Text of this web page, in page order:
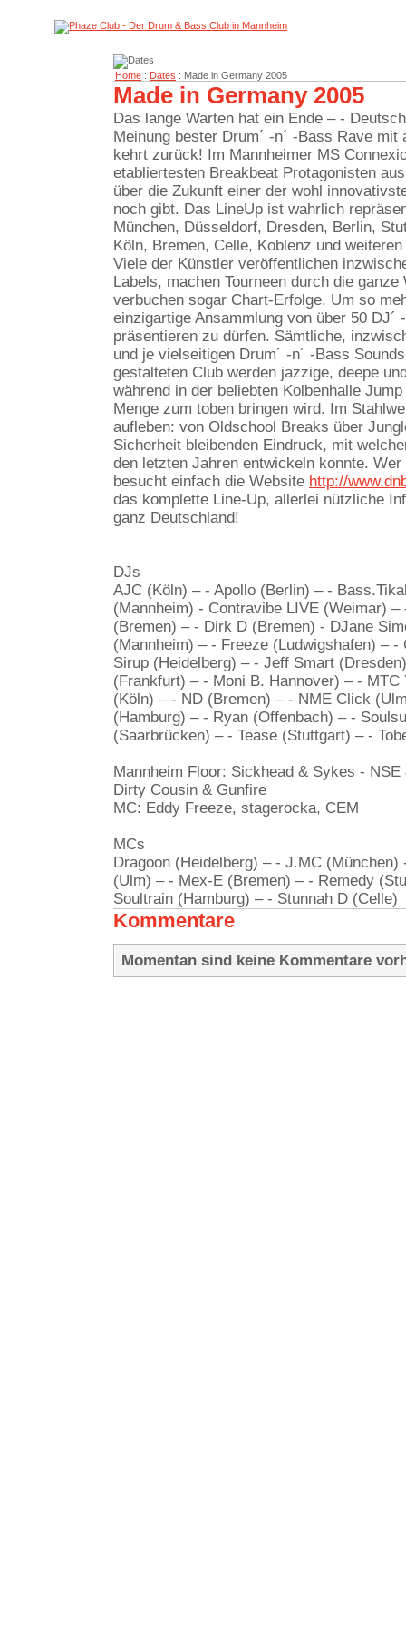
Home : Dates : Made in Germany 2005
Made in Germany 2005
Das lange Warten hat ein Ende – -
Meinung bester Drum´ -n´ -Bass Rave
kehrt zurück! Im Mannheimer MS
etabliertesten Breakbeat Protagonisten
über die Zukunft einer der wohl
noch gibt. Das LineUp ist wahrlich
München, Düsseldorf, Dresden, Berlin,
Köln, Bremen, Celle, Koblenz und
Viele der Künstler veröffentlichen
Labels, machen Tourneen durch die
verbuchen sogar Chart-Erfolge. Um so
einzigartige Ansammlung von über 50
präsentieren zu dürfen. Sämtliche,
und je vielseitigen Drum´ -n´ -Bass
gestalteten Club werden jazzige, deepe
während in der beliebten Kolbenhalle
Menge zum toben bringen wird. Im
aufleben: von Oldschool Breaks über
Sicherheit bleibenden Eindruck, mit
den letzten Jahren entwickeln konnte.
besucht einfach die Website http://
das komplette Line-Up, allerlei nützliche
ganz Deutschland!
DJs
AJC (Köln) – - Apollo (Berlin) – -
(Mannheim) - Contravibe LIVE (Weimar)
(Bremen) – - Dirk D (Bremen) - DJane
(Mannheim) – - Freeze (Ludwigshafen) –
Sirup (Heidelberg) – - Jeff Smart
(Frankfurt) – - Moni B. Hannover) – -
(Köln) – - ND (Bremen) – - NME Click
(Hamburg) – - Ryan (Offenbach) – -
(Saarbrücken) – - Tease (Stuttgart) – -
Mannheim Floor: Sickhead & Sykes -
Dirty Cousin & Gunfire
MC: Eddy Freeze, stagerocka, CEM
MCs
Dragoon (Heidelberg) – - J.MC
(Ulm) – - Mex-E (Bremen) – - Remedy
Soultrain (Hamburg) – - Stunnah D (Celle)
Kommentare
Momentan sind keine Kommentare